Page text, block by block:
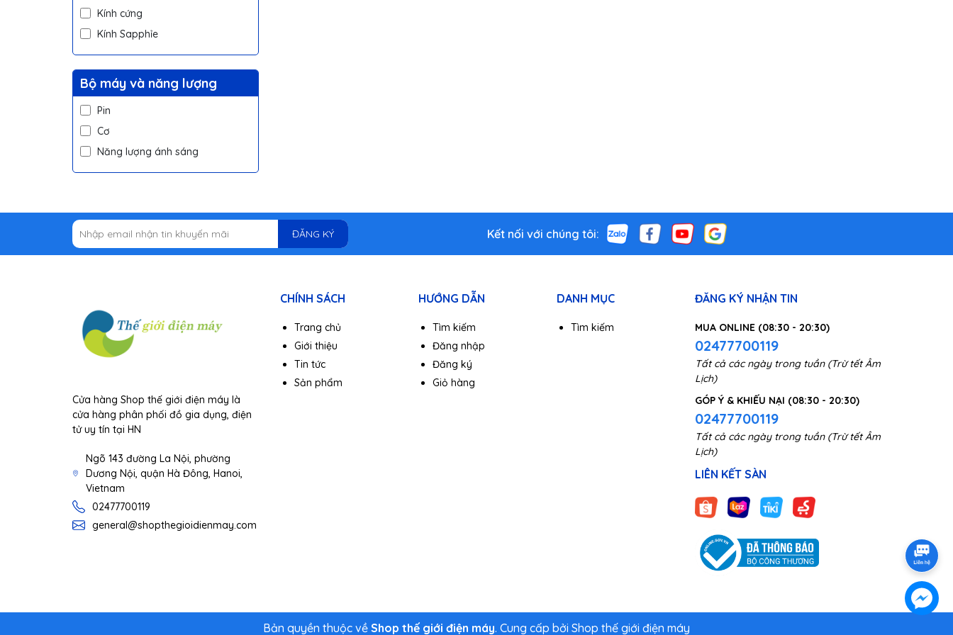
Kính cứng
Kính Sapphỉe
Bộ máy và năng lượng
Pin
Cơ
Năng lượng ánh sáng
ĐĂNG KÝ Kết nối với chúng tôi:
Cửa hàng Shop thế giới điện máy là
cửa hàng phân phối đồ gia dụng, điện
tử uy tín tại HN
Ngõ 143 đường La Nội, phường
Dương Nội, quận Hà Đông, Hanoi,
Vietnam
02477700119
general@shopthegioidienmay.com
CHÍNH SÁCH
Trang chủ
Giới thiệu
Tin tức
Sản phẩm
HƯỚNG DẪN
Tìm kiếm
Đăng nhập
Đăng ký
Giỏ hàng
DANH MỤC
Tìm kiếm
ĐĂNG KÝ NHẬN TIN
MUA ONLINE (08:30 - 20:30)
02477700119
Tất cả các ngày trong tuần (Trừ tết Âm
Lịch)
GÓP Ý & KHIẾU NẠI (08:30 - 20:30)
02477700119
Tất cả các ngày trong tuần (Trừ tết Âm
Lịch)
LIÊN KẾT SÀN
Bản quyền thuộc về Shop thế giới điện máy. Cung cấp bởi Shop thế giới điện máy